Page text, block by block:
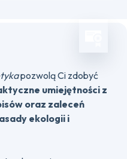
pozwolą Ci zdobyć
umiejętności z
oraz zaleceń
ekologii i